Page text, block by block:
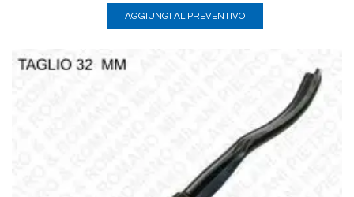
AGGIUNGI AL PREVENTIVO